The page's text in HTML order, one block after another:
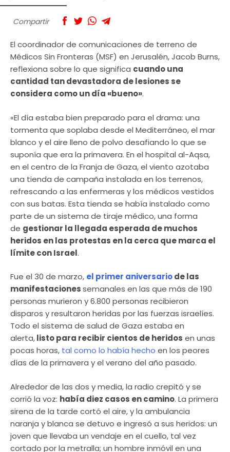
Compartir
El coordinador de comunicaciones de terreno de
Médicos Sin Fronteras (MSF) en Jerusalén, Jacob Burns,
reflexiona sobre lo que significa cuando una
cantidad tan devastadora de lesiones se
considera como un día «bueno».
«El día estaba bien preparado para el drama: una
tormenta que soplaba desde el Mediterráneo, el mar
blanco y el aire lleno de polvo desafiando lo que se
suponía que era la primavera. En el hospital al-Aqsa,
en el centro de la Franja de Gaza, el viento azotaba
una tienda de campaña instalada en los terrenos,
refrescando a las enfermeras y los médicos vestidos
con sus batas. Esta tienda se había instalado como
parte de un sistema de tiraje médico, una forma
de gestionar la llegada esperada de muchos
heridos en las protestas en la cerca que marca el
límite con Israel.
Fue el 30 de marzo, el primer aniversariode las
manifestacionessemanales en las que más de 190
personas murieron y 6.800 personas recibieron
disparos y resultaron heridas por las fuerzas israelíes.
Todo el sistema de salud de Gaza estaba en
alerta,listo para recibir cientos de heridos en unas
pocas horas, tal como lo había hecho en los peores
días de la primavera y el verano del año pasado.
Alrededor de las dos y media, la radio crepitó y se
corrió la voz: había diez casos en camino. La primera
sirena de la tarde cortó el aire, y la ambulancia
naranja y blanca se detuvo e ingresó a sus heridos: un
joven que llevaba un vendaje en el cuello, tal vez
cortado por la metralla; un hombre inmóvil en una